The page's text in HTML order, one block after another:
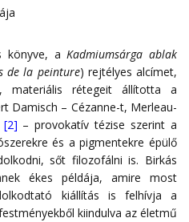
könyve, aKadmiumsárga ablak
de la peinture) rejtélyes alcímet,
materiális rétegeit állította a
Damisch – Cézanne-t, Merleau-
[2] – provokatív tézise szerint a
és a pigmentekre épülő
sőt filozofálni is. Birkás
ékes példája, amire most
kiállítás is felhívja a
kiindulva az életmű